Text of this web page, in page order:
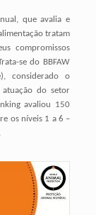
que avalia e
tratam
compromissos
se do BBFAW
considerado o
do setor
avaliou 150
os níveis 1 a 6 –